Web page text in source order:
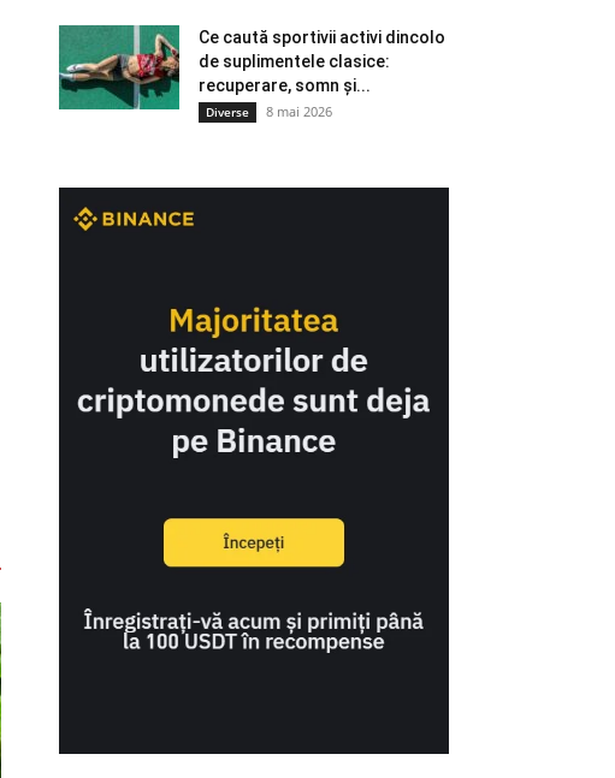
Ce caută sportivii activi dincolo
de suplimentele clasice:
recuperare, somn și...
Diverse 8 mai 2026